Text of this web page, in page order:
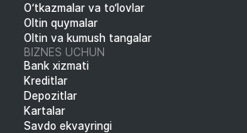
O‘tkazmalar va to‘lovlar
Oltin quymalar
Oltin va kumush tangalar
BIZNES UCHUN
Bank xizmati
Kreditlar
Depozitlar
Kartalar
Savdo ekvayringi